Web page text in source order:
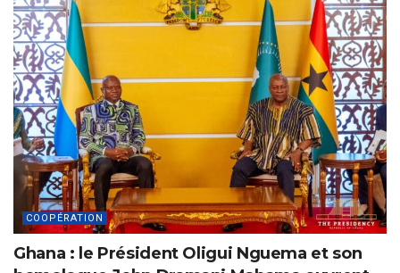
COOPÉRATION
Ghana : le Président Oligui Nguema et son